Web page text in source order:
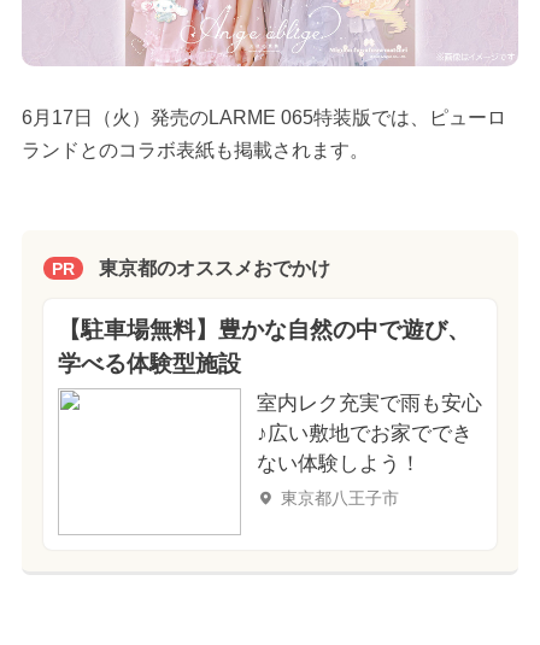
6月17日（火）発売のLARME 065特装版では、ピューロ
ランドとのコラボ表紙も掲載されます。
PR 東京都のオススメおでかけ
【駐車場無料】豊かな自然の中で遊び、
学べる体験型施設
室内レク充実で雨も安心
♪広い敷地でお家ででき
ない体験しよう！
東京都八王子市